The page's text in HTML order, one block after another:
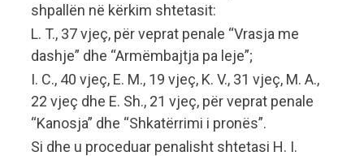
shpallën në kërkim shtetasit:
L. T., 37 vjeç, për veprat penale “Vrasja me
dashje” dhe “Armëmbajtja pa leje”;
I. C., 40 vjeç, E. M., 19 vjeç, K. V., 31 vjeç, M. A.,
22 vjeç dhe E. Sh., 21 vjeç, për veprat penale
“Kanosja” dhe “Shkatërrimi i pronës”.
Si dhe u proceduar penalisht shtetasi H. I.